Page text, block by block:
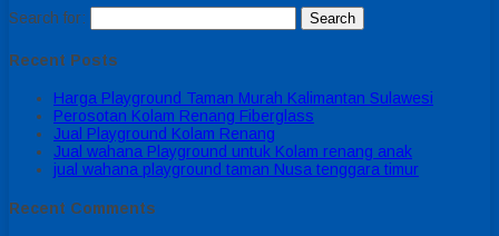
Search for:
Recent Posts
Harga Playground Taman Murah Kalimantan Sulawesi
Perosotan Kolam Renang Fiberglass
Jual Playground Kolam Renang
Jual wahana Playground untuk Kolam renang anak
jual wahana playground taman Nusa tenggara timur
Recent Comments